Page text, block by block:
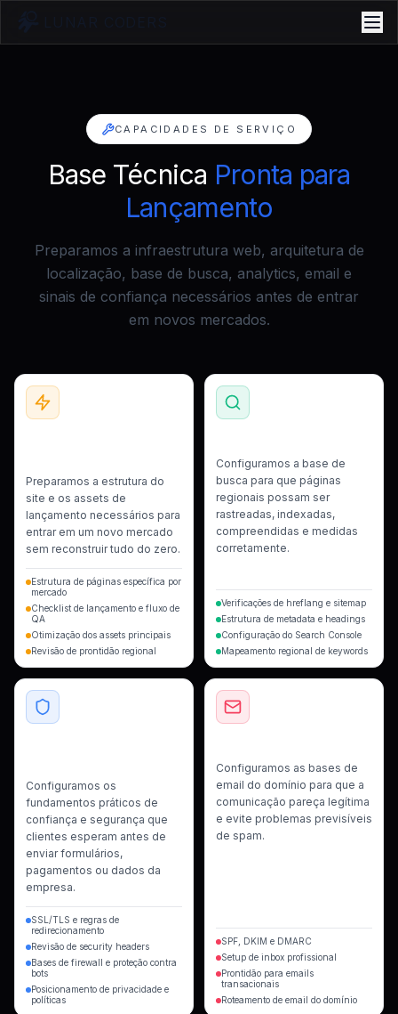
CAPACIDADES DE SERVIÇO
Base Técnica Pronta para
Lançamento
Preparamos a infraestrutura web, arquitetura de
localização, base de busca, analytics, email e
sinais de confiança necessários antes de entrar
em novos mercados.
Preparamos a estrutura do
site e os assets de
lançamento necessários para
entrar em um novo mercado
sem reconstruir tudo do zero.
Estrutura de páginas específica por
mercado
Checklist de lançamento e fluxo de
QA
Otimização dos assets principais
Revisão de prontidão regional
Configuramos a base de
busca para que páginas
regionais possam ser
rastreadas, indexadas,
compreendidas e medidas
corretamente.
Verificações de hreflang e sitemap
Estrutura de metadata e headings
Configuração do Search Console
Mapeamento regional de keywords
Configuramos os
fundamentos práticos de
confiança e segurança que
clientes esperam antes de
enviar formulários,
pagamentos ou dados da
empresa.
SSL/TLS e regras de
redirecionamento
Revisão de security headers
Bases de firewall e proteção contra
bots
Posicionamento de privacidade e
políticas
Configuramos as bases de
email do domínio para que a
comunicação pareça legítima
e evite problemas previsíveis
de spam.
SPF, DKIM e DMARC
Setup de inbox profissional
Prontidão para emails
transacionais
Roteamento de email do domínio